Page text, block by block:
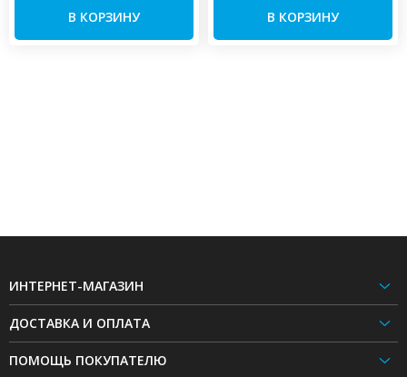
В КОРЗИНУ В КОРЗИНУ
ИНТЕРНЕТ-МАГАЗИН
ДОСТАВКА И ОПЛАТА
ПОМОЩЬ ПОКУПАТЕЛЮ